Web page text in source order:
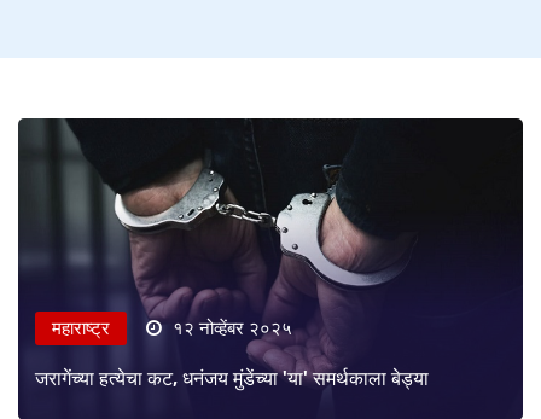
महाराष्ट्र १२ नोव्हेंबर २०२५
जरागेंच्या हत्येचा कट, धनंजय मुंडेंच्या 'या' समर्थकाला बेड्या